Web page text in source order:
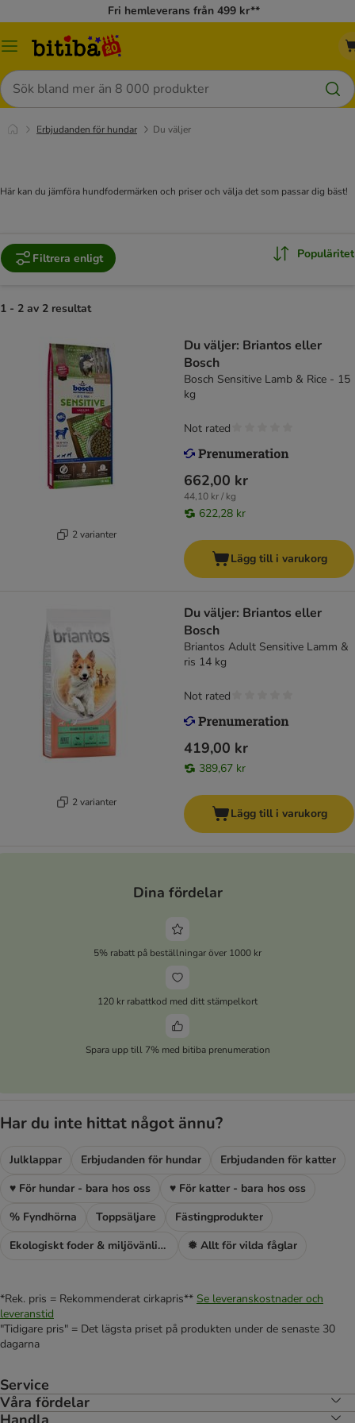
Fri hemleverans från 499 kr**
Meny
Sök
Erbjudanden för hundar Du väljer
Här kan du jämföra hundfodermärken och priser och välja det som passar dig bäst!
Filtrera enligt Populäritet
1 - 2 av 2 resultat
2 varianter
Du väljer: Briantos eller
Bosch
Bosch Sensitive Lamb & Rice - 15
kg
662,00 kr
44,10 kr / kg
622,28 kr
Not rated
Lägg till i varukorg
2 varianter
Du väljer: Briantos eller
Bosch
Briantos Adult Sensitive Lamm &
ris 14 kg
419,00 kr
389,67 kr
Not rated
Lägg till i varukorg
Dina fördelar
5% rabatt på beställningar över 1000 kr
120 kr rabattkod med ditt stämpelkort
Spara upp till 7% med bitiba prenumeration
Har du inte hittat något ännu?
Julklappar Erbjudanden för hundar
Erbjudanden för katter
♥ För hundar - bara hos oss
♥ För katter - bara hos oss
% Fyndhörna
Toppsäljare
Fästingprodukter
Ekologiskt foder & miljövänlig kattsand
❅ Allt för vilda fåglar
*Rek. pris = Rekommenderat cirkapris** Se leveranskostnader och
leveranstid
"Tidigare pris" = Det lägsta priset på produkten under de senaste 30
dagarna
Service
Våra fördelar